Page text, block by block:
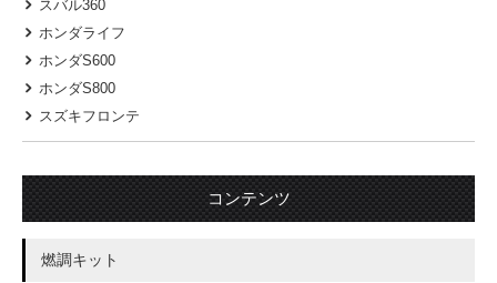
スバル360
ホンダライフ
ホンダS600
ホンダS800
スズキフロンテ
コンテンツ
燃調キット